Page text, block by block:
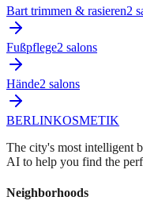
Bart trimmen & rasieren2
Fußpflege2 salons
Hände2 salons
BERLINKOSMETIK
The city's most intelligent
AI to help you find the
Neighborhoods